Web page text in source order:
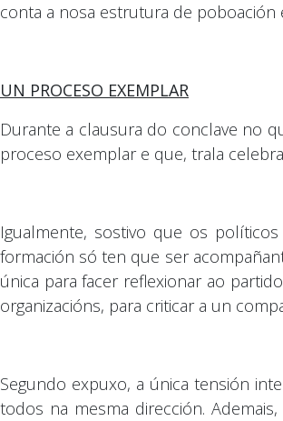
conta a nosa estrutura de
UN PROCESO EXEMPLAR
Durante a clausura do conclave no
proceso exemplar e que, trala
Igualmente, sostivo que os
formación só ten que ser
única para facer reflexionar ao
organizacións, para criticar a un
Segundo expuxo, a única tensión
todos na mesma dirección.